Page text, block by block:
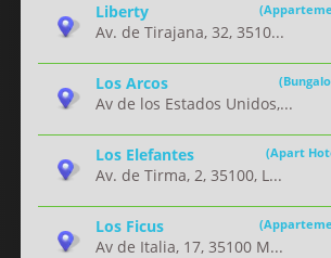
Liberty
Av. de Tirajana, 32, 3510...
Los Arcos
Av de los Estados Unidos,...
Los Elefantes (Apart
Av. de Tirma, 2, 35100, L...
Los Ficus
Av de Italia, 17, 35100 M...